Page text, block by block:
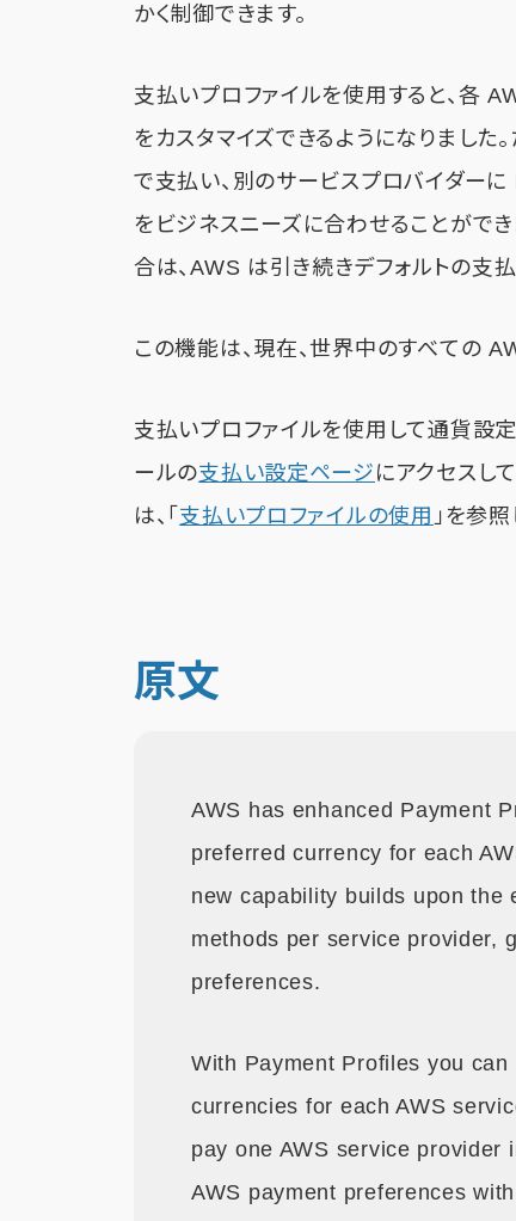
かく制御できます。
支払いプロファイルを使用すると、各
をカスタマイズできるようになりました
で支払い、別のサービスプロバイダー
をビジネスニーズに合わせることがで
合は、AWS は引き続きデフォルトの支
この機能は、現在、世界中のすべての
支払いプロファイルを使用して通貨設
ールの支払い設定ページ にアクセスし
は、「 支払いプロファイルの使用 」を参照
原文
AWS has enhanced Payment
preferred currency for each
new capability builds upon
methods per service provider,
preferences.
With Payment Profiles you
currencies for each AWS
pay one AWS service provider
AWS payment preferences